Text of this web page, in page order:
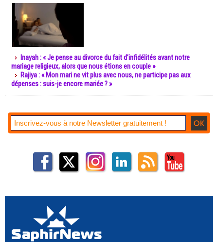
Inayah : « Je pense au divorce du fait d’infidélités avant notre
mariage religieux, alors que nous étions en couple »
Rajiya : « Mon mari ne vit plus avec nous, ne participe pas aux
dépenses : suis-je encore mariée ? »